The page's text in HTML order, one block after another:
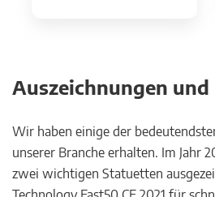
Auszeichnungen
Wir haben einige der
unserer Branche erhalten. Im Jahr
zwei wichtigen Statuetten